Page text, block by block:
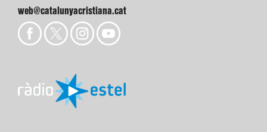
web@catalunyacristiana.cat